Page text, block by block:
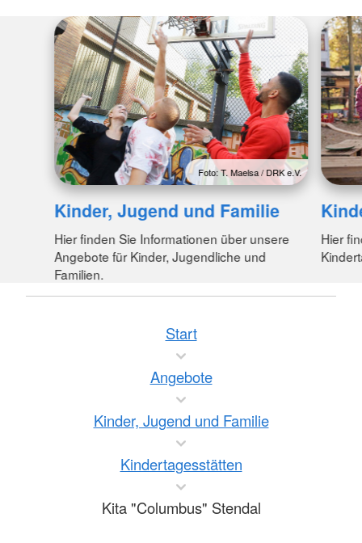
Foto: T. Maelsa / DRK e.V.
Kinder, Jugend und Familie
Hier finden Sie Informationen über unsere
Angebote für Kinder, Jugendliche und
Familien.
Hier
Start
Angebote
Kinder, Jugend und Familie
Kindertagesstätten
Kita "Columbus" Stendal